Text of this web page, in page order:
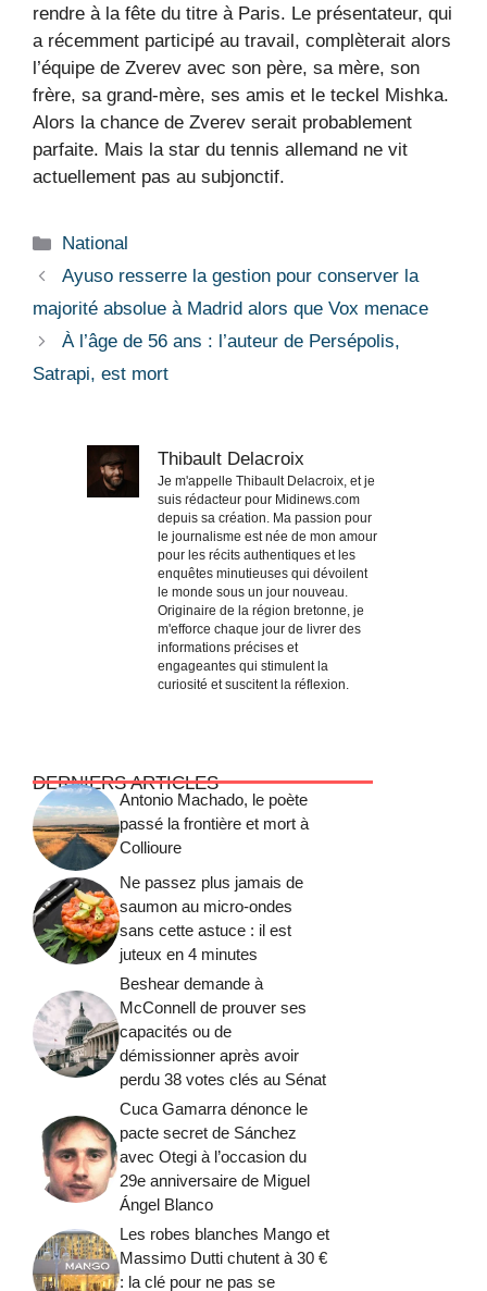
rendre à la fête du titre à Paris. Le présentateur, qui
a récemment participé au travail, complèterait alors
l’équipe de Zverev avec son père, sa mère, son
frère, sa grand-mère, ses amis et le teckel Mishka.
Alors la chance de Zverev serait probablement
parfaite. Mais la star du tennis allemand ne vit
actuellement pas au subjonctif.
Catégories
National
Ayuso resserre la gestion pour conserver la
majorité absolue à Madrid alors que Vox menace
À l’âge de 56 ans : l’auteur de Persépolis,
Satrapi, est mort
Thibault Delacroix
Je m'appelle Thibault Delacroix, et je
suis rédacteur pour Midinews.com
depuis sa création. Ma passion pour
le journalisme est née de mon amour
pour les récits authentiques et les
enquêtes minutieuses qui dévoilent
le monde sous un jour nouveau.
Originaire de la région bretonne, je
m'efforce chaque jour de livrer des
informations précises et
engageantes qui stimulent la
curiosité et suscitent la réflexion.
DERNIERS ARTICLES
Antonio Machado, le poète
passé la frontière et mort à
Collioure
Ne passez plus jamais de
saumon au micro-ondes
sans cette astuce : il est
juteux en 4 minutes
Beshear demande à
McConnell de prouver ses
capacités ou de
démissionner après avoir
perdu 38 votes clés au Sénat
Cuca Gamarra dénonce le
pacte secret de Sánchez
avec Otegi à l’occasion du
29e anniversaire de Miguel
Ángel Blanco
Les robes blanches Mango et
Massimo Dutti chutent à 30 €
: la clé pour ne pas se